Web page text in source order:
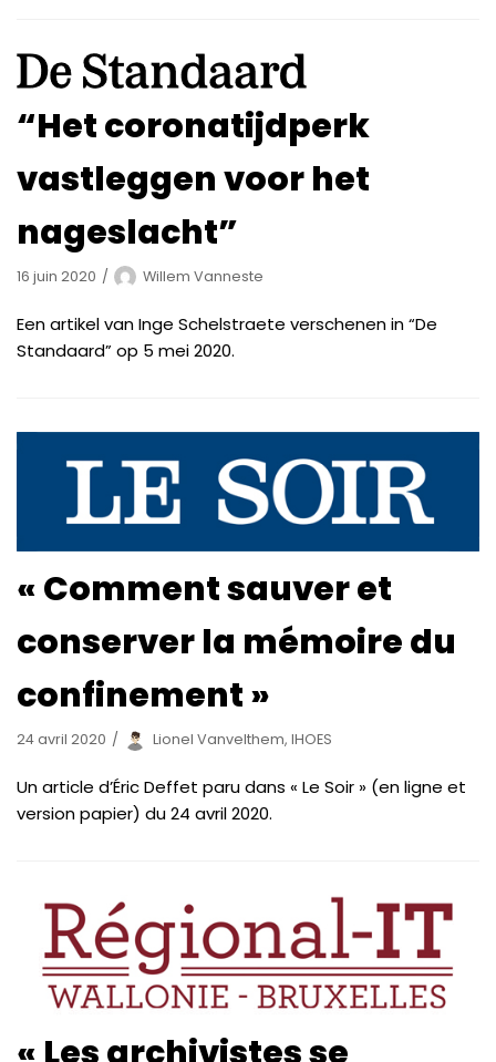
“Het coronatijdperk
vastleggen voor het
nageslacht”
16 juin 2020 Willem Vanneste
Een artikel van Inge Schelstraete verschenen in “De
Standaard” op 5 mei 2020.
« Comment sauver et
conserver la mémoire du
confinement »
24 avril 2020 Lionel Vanvelthem, IHOES
Un article d’Éric Deffet paru dans « Le Soir » (en ligne et
version papier) du 24 avril 2020.